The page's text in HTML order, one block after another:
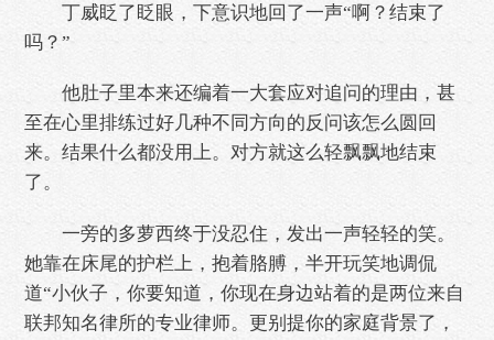
丁威眨了眨眼，下意识地回了一声“啊？结束了
吗？”
他肚子里本来还编着一大套应对追问的理由，甚
至在心里排练过好几种不同方向的反问该怎么圆回
来。结果什么都没用上。对方就这么轻飘飘地结束
了。
一旁的多萝西终于没忍住，发出一声轻轻的笑。
她靠在床尾的护栏上，抱着胳膊，半开玩笑地调侃
道“小伙子，你要知道，你现在身边站着的是两位来自
联邦知名律所的专业律师。更别提你的家庭背景了，